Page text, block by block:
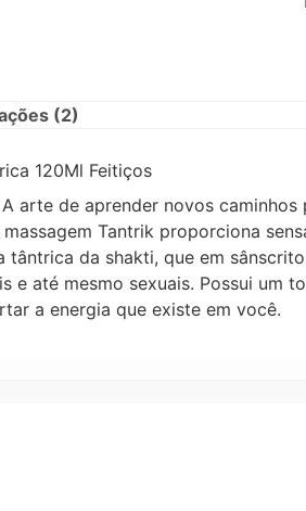
(2)
120Ml Feitiços
arte de aprender novos
Tantrik proporciona
tântrica da shakti, que em
e até mesmo sexuais. Possui
a energia que existe em você.